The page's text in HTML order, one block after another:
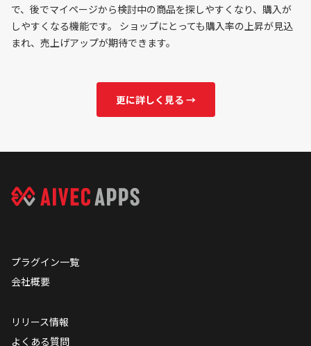
で、後でマイページから検討中の商品を探しやすくなり、購入が
しやすくなる機能です。 ショップにとっても購入率の上昇が見込
まれ、売上げアップが期待できます。
更に詳しく見る →
プラグイン一覧
会社概要
リリース情報
よくある質問